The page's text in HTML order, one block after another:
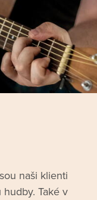
naši klienti
Také v